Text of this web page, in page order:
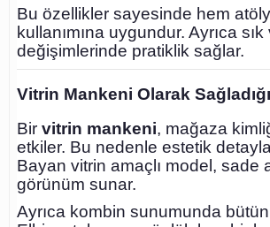
Bu özellikler sayesinde hem
kullanımına uygundur. Ayrıca sık
değişimlerinde pratiklik sağlar.
Vitrin Mankeni Olarak
Bir vitrin mankeni, mağaza
etkiler. Bu nedenle estetik
Bayan vitrin amaçlı model, sade
görünüm sunar.
Ayrıca kombin sunumunda